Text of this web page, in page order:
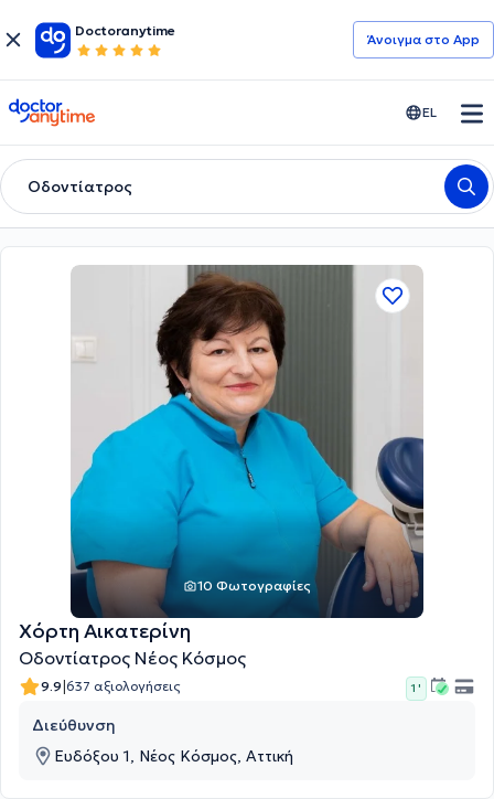
Doctoranytime
Άνοιγμα στο App
doctoranytime EL
Οδοντίατρος
10 Φωτογραφίες
Χόρτη Αικατερίνη
Οδοντίατρος Νέος Κόσμος
9.9|637 αξιολογήσεις 1 '
Διεύθυνση
Ευδόξου 1, Νέος Κόσμος, Αττική